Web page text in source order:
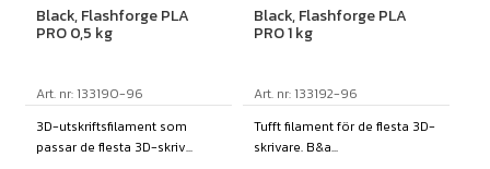
Black, Flashforge PLA
PRO 0,5 kg
Art. nr: 133190-96
3D-utskriftsfilament som
passar de flesta 3D-skriv...
Black, Flashforge PLA
PRO 1 kg
Art. nr: 133192-96
Tufft filament för de flesta 3D-
skrivare. B&a...